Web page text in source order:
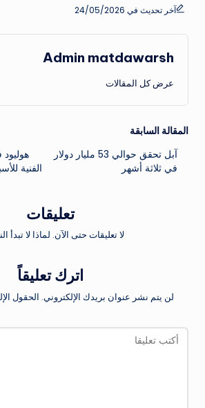
آخر تحديث في 24/05/2026
Admin matdawarsh
عرض كل المقالات
تصفّح
المقالات
المقالة السابقة
آبل تحقق حوالي 53 مليار دولار
في ثلاثة أشهر
الفنية
تعليقات
لا تعليقات حتى الآن. لماذا لا تبدأ
اترك تعليقاً
لن يتم نشر عنوان بريدك الإلكتروني. الحقول